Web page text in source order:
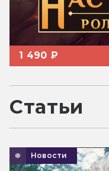
1 490 ₽
Статьи
Новости